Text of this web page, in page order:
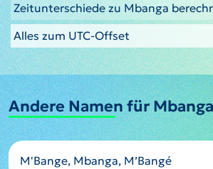
Zeitunterschiede zu Mbanga
Alles zum UTC-Offset
Andere Namen für Mbanga
M'Bange, Mbanga, M’Bangé